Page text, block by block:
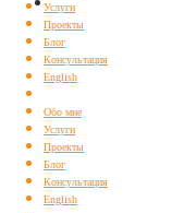
Услуги
Проекты
Блог
Консультация
English
Обо мне
Услуги
Проекты
Блог
Консультация
English